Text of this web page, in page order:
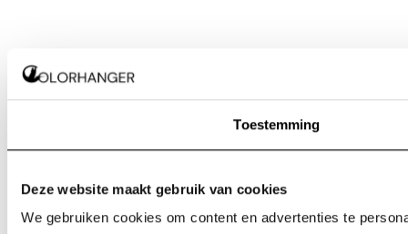
Toestemming
Deze website maakt gebruik van cookies
We gebruiken cookies om content en advertenties te